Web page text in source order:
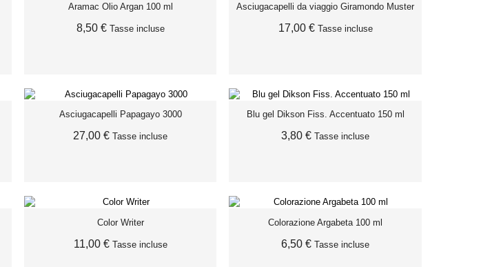
Aramac Olio Argan 100 ml
8,50 € Tasse incluse
Asciugacapelli da viaggio Giramondo Muster
17,00 € Tasse incluse
Asciugacapelli Papagayo 3000
27,00 €Tasse incluse
Blu gel Dikson Fiss. Accentuato 150 ml
3,80 €Tasse incluse
Color Writer
11,00 € Tasse incluse
Colorazione Argabeta 100 ml
6,50 €Tasse incluse